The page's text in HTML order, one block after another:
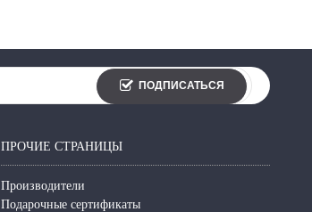
ПОДПИСАТЬСЯ
ПРОЧИЕ СТРАНИЦЫ
Производители
Подарочные сертификаты